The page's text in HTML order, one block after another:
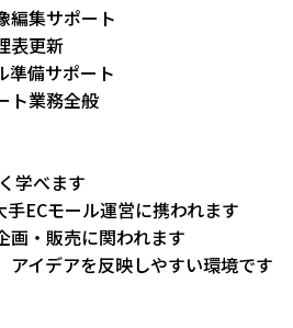
編集サポート
表更新
準備サポート
ト業務全般
学べます
ECモール運営に携われます
画・販売に関われます
アイデアを反映しやすい環境です